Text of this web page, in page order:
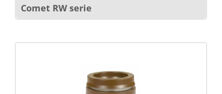
Comet RW serie